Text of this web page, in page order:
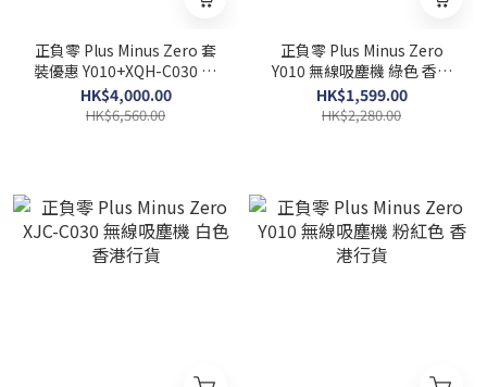
正負零 Plus Minus Zero 套
裝優惠 Y010+XQH-C030 61
折超值入手
HK$4,000.00
HK$6,560.00
正負零 Plus Minus Zero
Y010 無線吸塵機 綠色 香港
行貨
HK$1,599.00
HK$2,280.00